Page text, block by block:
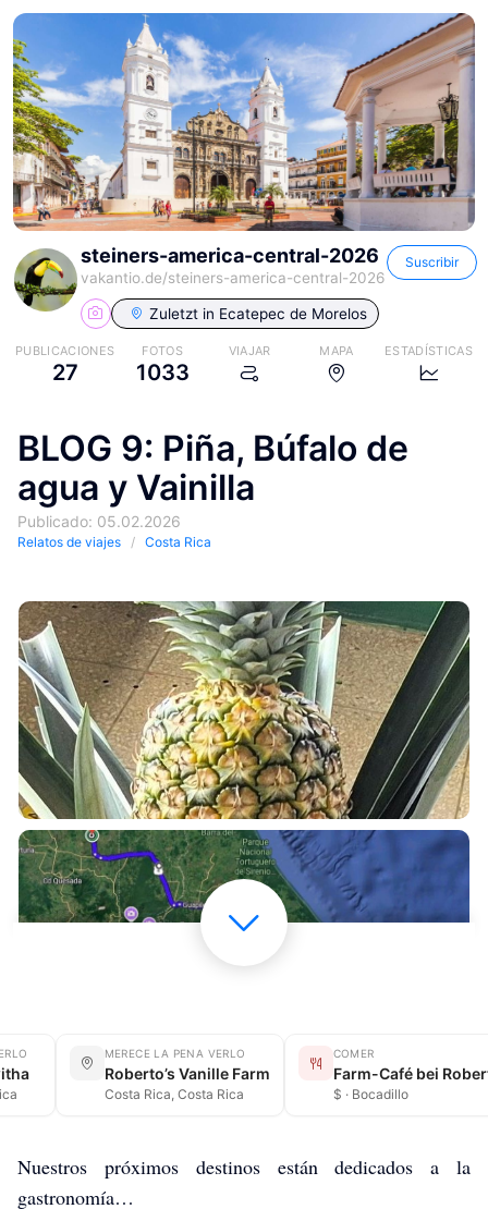
steiners-america-central-2026
vakantio.de/steiners-america-central-2026
Suscribir
Zuletzt in Ecatepec de Morelos
PUBLICACIONES
27
FOTOS
1033
VIAJAR MAPA ESTADÍSTICAS
BLOG 9: Piña, Búfalo de
agua y Vainilla
Publicado: 05.02.2026
Relatos de viajes Costa Rica
MERECE LA PENA VERLO
Roberto’s Vanille Farm
Costa Rica, Costa Rica
COMER
$ · Bocadillo
Nuestros próximos destinos están dedicados a la
gastronomía…